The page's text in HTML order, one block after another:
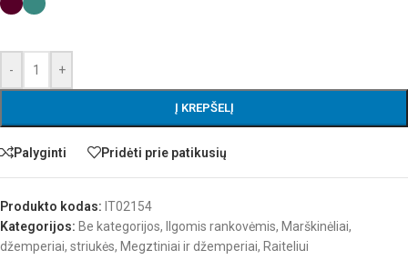
- +
Į KREPŠELĮ
Palyginti Pridėti prie patikusių
Produkto kodas: IT02154
Kategorijos: Be kategorijos, Ilgomis rankovėmis, Marškinėliai,
džemperiai, striukės, Megztiniai ir džemperiai, Raiteliui